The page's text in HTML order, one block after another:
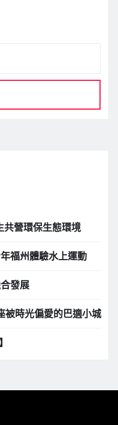
共營環保生態環境
福州體驗水上運動
發展
被時光偏愛的巴適小城